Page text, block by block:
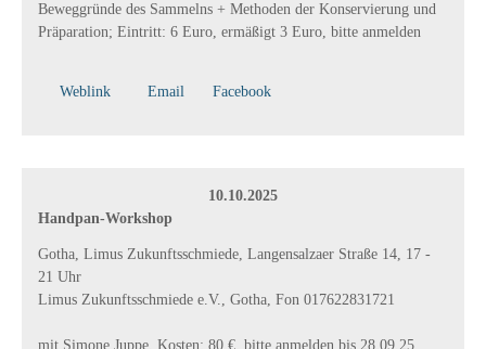
Beweggründe des Sammelns + Methoden der Konservierung und
Präparation; Eintritt: 6 Euro, ermäßigt 3 Euro, bitte anmelden
Weblink Email Facebook
10.10.2025
Handpan-Workshop
Gotha, Limus Zukunftsschmiede, Langensalzaer Straße 14, 17 -
21 Uhr
Limus Zukunftsschmiede e.V., Gotha, Fon 017622831721
mit Simone Juppe, Kosten: 80 €, bitte anmelden bis 28.09.25